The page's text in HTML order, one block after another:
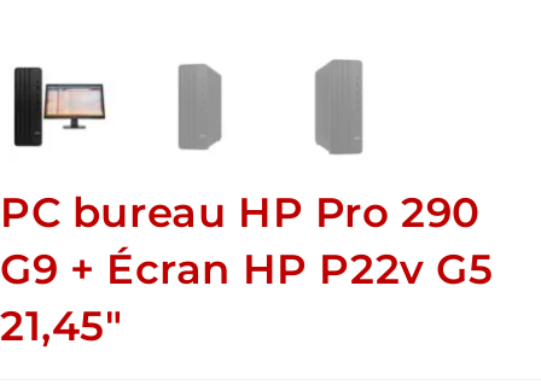
PC bureau HP Pro 290
G9 + Écran HP P22v G5
21,45″